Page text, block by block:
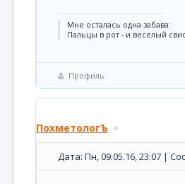
Мне осталась одна забава:
Пальцы в рот - и веселый
Профиль
ПохметологЪ
Дата: Пн, 09.05.16, 23:07 |